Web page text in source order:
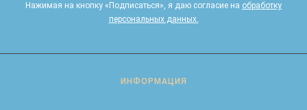
Нажимая на кнопку «Подписаться», я даю cогласие на обработку
персональных данных.
ИНФОРМАЦИЯ